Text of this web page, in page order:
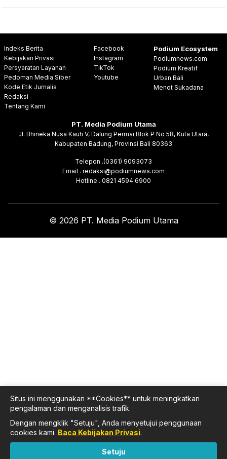
Indeks Berita
Kebijakan Privasi
Persyaratan Layanan
Pedoman Media Siber
Kode Etik Jurnalis
Redaksi
Tentang Kami
Facebook
Instagram
TikTok
Youtube
Podium Ecosystem
Podiumnews.com
Podium Kreatif
Urban Bali
Menot Sukadana
PT. Media Podium Utama
Jl. Bhineka Nusa Kauh V, Dalung Permai Blok P No 58, Kuta Utara,
Kabupaten Badung, Provinsi Bali 80363
Telepon .(0361) 9093073
Email . redaksi@podiumnews.com
Hotline . 0821 4594 6900
© 2026 PT. Media Podium Utama
Situs ini menggunakan **Cookies** untuk meningkatkan
pengalaman dan menganalisis trafik.
Dengan mengklik "Setuju", Anda menyetujui penggunaan
cookies kami. Baca Kebijakan Privasi.
Setuju